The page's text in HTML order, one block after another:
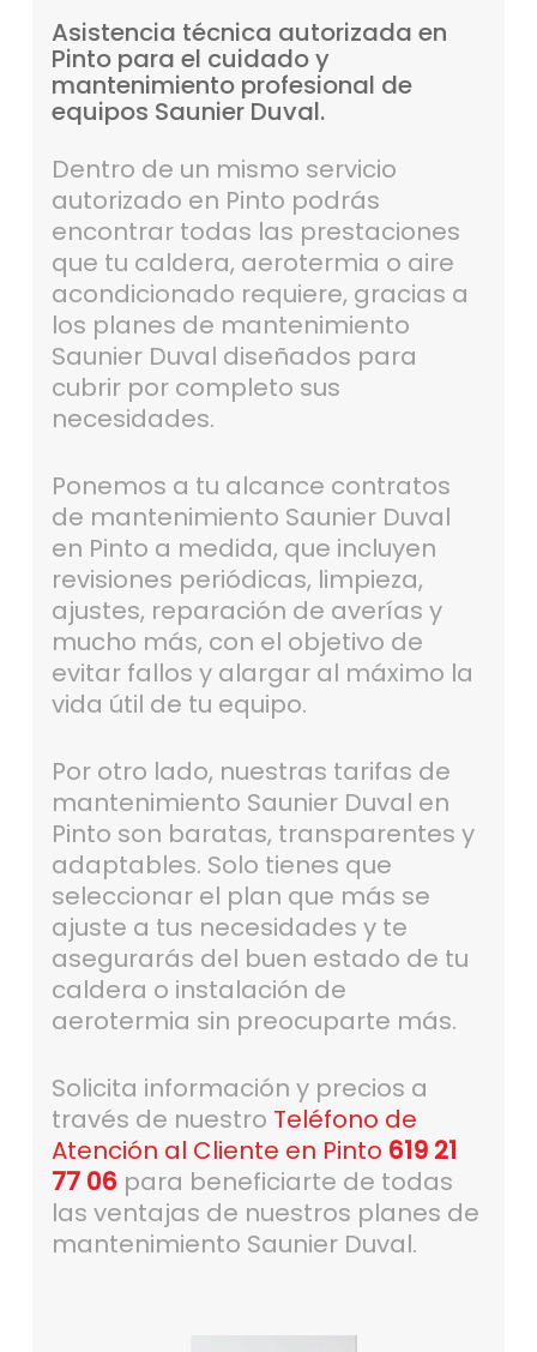
Asistencia técnica autorizada en
Pinto para el cuidadoy
mantenimiento profesional de
equipos Saunier Duval.
Dentro de un mismo servicio
autorizado en Pinto podrás
encontrar todas las prestaciones
que tu caldera, aerotermia o aire
acondicionado requiere, gracias a
los planes de mantenimiento
Saunier Duval diseñados para
cubrir por completo sus
necesidades.
Ponemos a tu alcance contratos
de mantenimiento Saunier Duval
en Pinto a medida, que incluyen
revisiones periódicas, limpieza,
ajustes, reparación de averías y
mucho más, con el objetivo de
evitar fallos y alargar al máximo la
vida útil de tu equipo.
Por otro lado, nuestras tarifas de
mantenimiento Saunier Duval en
Pinto son baratas, transparentes y
adaptables. Solo tienes que
seleccionar el plan que más se
ajuste a tus necesidades y te
asegurarás del buen estado de tu
caldera o instalación de
aerotermia sin preocuparte más.
Solicita información y precios a
través de nuestro Teléfono de
Atención al Cliente en Pinto 619 21
77 06 para beneficiarte de todas
las ventajas de nuestros planes de
mantenimiento Saunier Duval.